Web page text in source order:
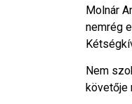
Molnár
nemrég
Nem
követője